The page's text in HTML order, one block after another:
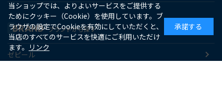
BRAND ブランドから探す
ゼピール
当ショップでは、よりよいサービスをご提供する
ためにクッキー（Cookie）を使用しています。ブ
ラウザの設定でCookieを有効にしていただくと、
当店のすべてのサービスを快適にご利用いただけ
ます。 リンク
承諾する